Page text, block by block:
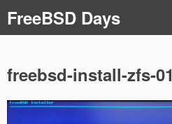
ン
テ
ツ
へ
ス
FreeBSD Days
freebsd-install-zfs-01